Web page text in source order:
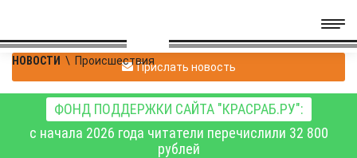
НОВОСТИ \ ПроисшествияПрислать новость
ФОНД ПОДДЕРЖКИ САЙТА "КРАСРАБ.РУ":
с начала 2026 года читатели перечислили 32 800
рублей